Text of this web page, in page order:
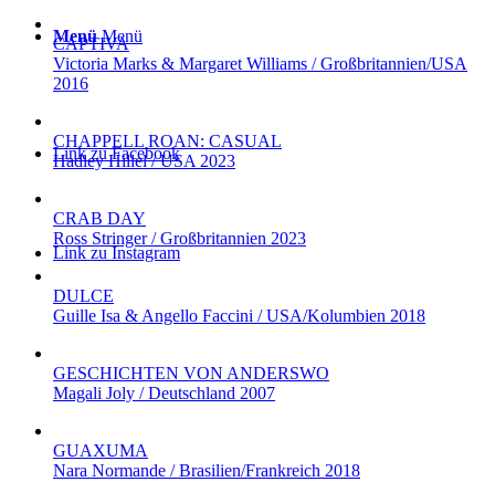
Menü Menü
Link zu Facebook
Link zu Instagram
CAPTIVA
Victoria Marks & Margaret Williams / Großbritannien/USA
2016
CHAPPELL ROAN: CASUAL
Hadley Hillel / USA 2023
CRAB DAY
Ross Stringer / Großbritannien 2023
DULCE
Guille Isa & Angello Faccini / USA/Kolumbien 2018
GESCHICHTEN VON ANDERSWO
Magali Joly / Deutschland 2007
GUAXUMA
Nara Normande / Brasilien/Frankreich 2018